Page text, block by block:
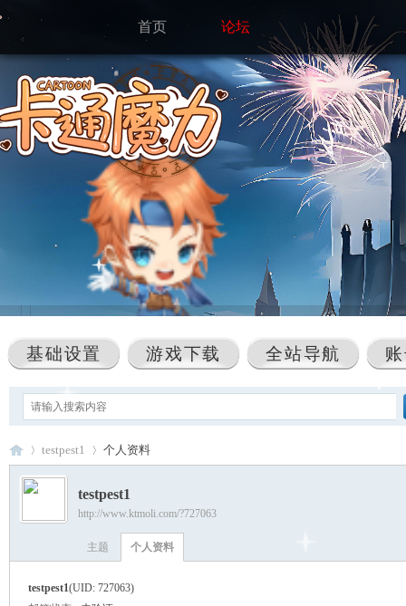
首页 论坛
基础设置 游戏下载 全站导航
›
testpest1 个人资料
testpest1
http://www.ktmoli.com/?727063
主题 个人资料
testpest1(UID: 727063)